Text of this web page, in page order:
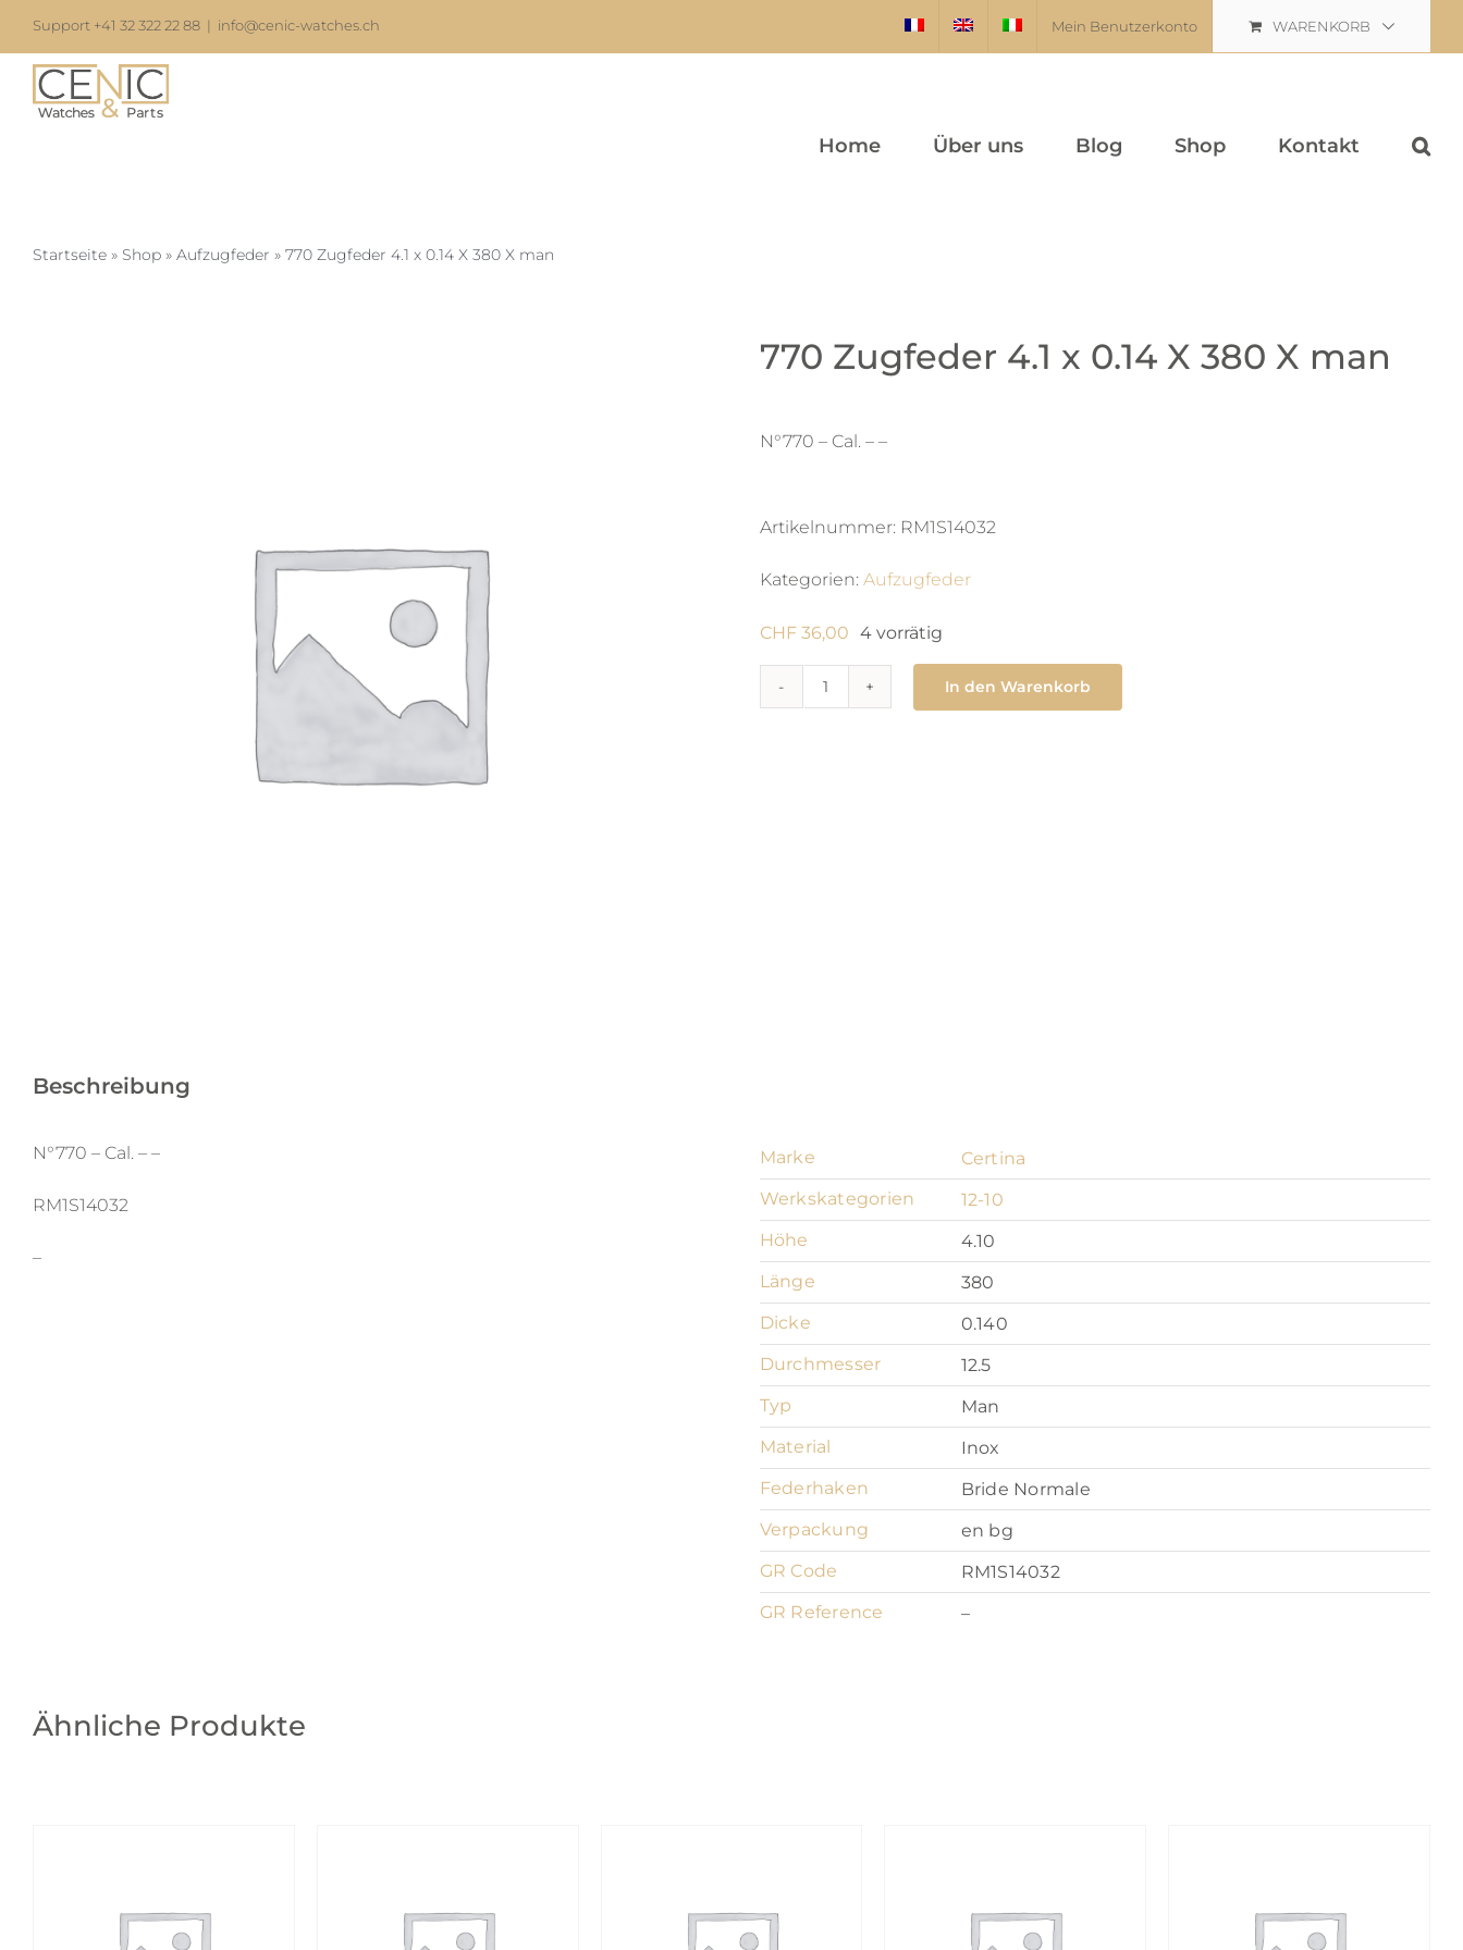
springen
Support +41 32 322 22 88 info@cenic-watches.ch Mein Benutzerkonto WARENKORB
Home Über uns Blog Shop Kontakt
Startseite » Shop » Aufzugfeder » 770 Zugfeder 4.1 x 0.14 X 380 X man
770 Zugfeder 4.1 x 0.14 X 380 X man
N°770 – Cal. – –
Artikelnummer: RM1S14032
Kategorien: Aufzugfeder
CHF36,00 4 vorrätig
In den Warenkorb
Beschreibung
N°770 – Cal. – –
RM1S14032
–
Marke
Certina
Werkskategorien
12-10
Höhe
4.10
Länge
380
Dicke
0.140
Durchmesser
12.5
Typ
Man
Material
Inox
Federhaken
Bride Normale
Verpackung
en bg
GR Code
RM1S14032
GR Reference
–
Ähnliche Produkte